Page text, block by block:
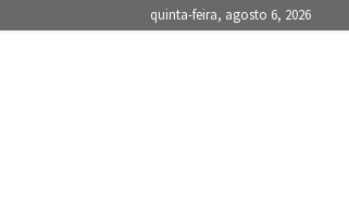
quinta-feira, agosto 6, 2026